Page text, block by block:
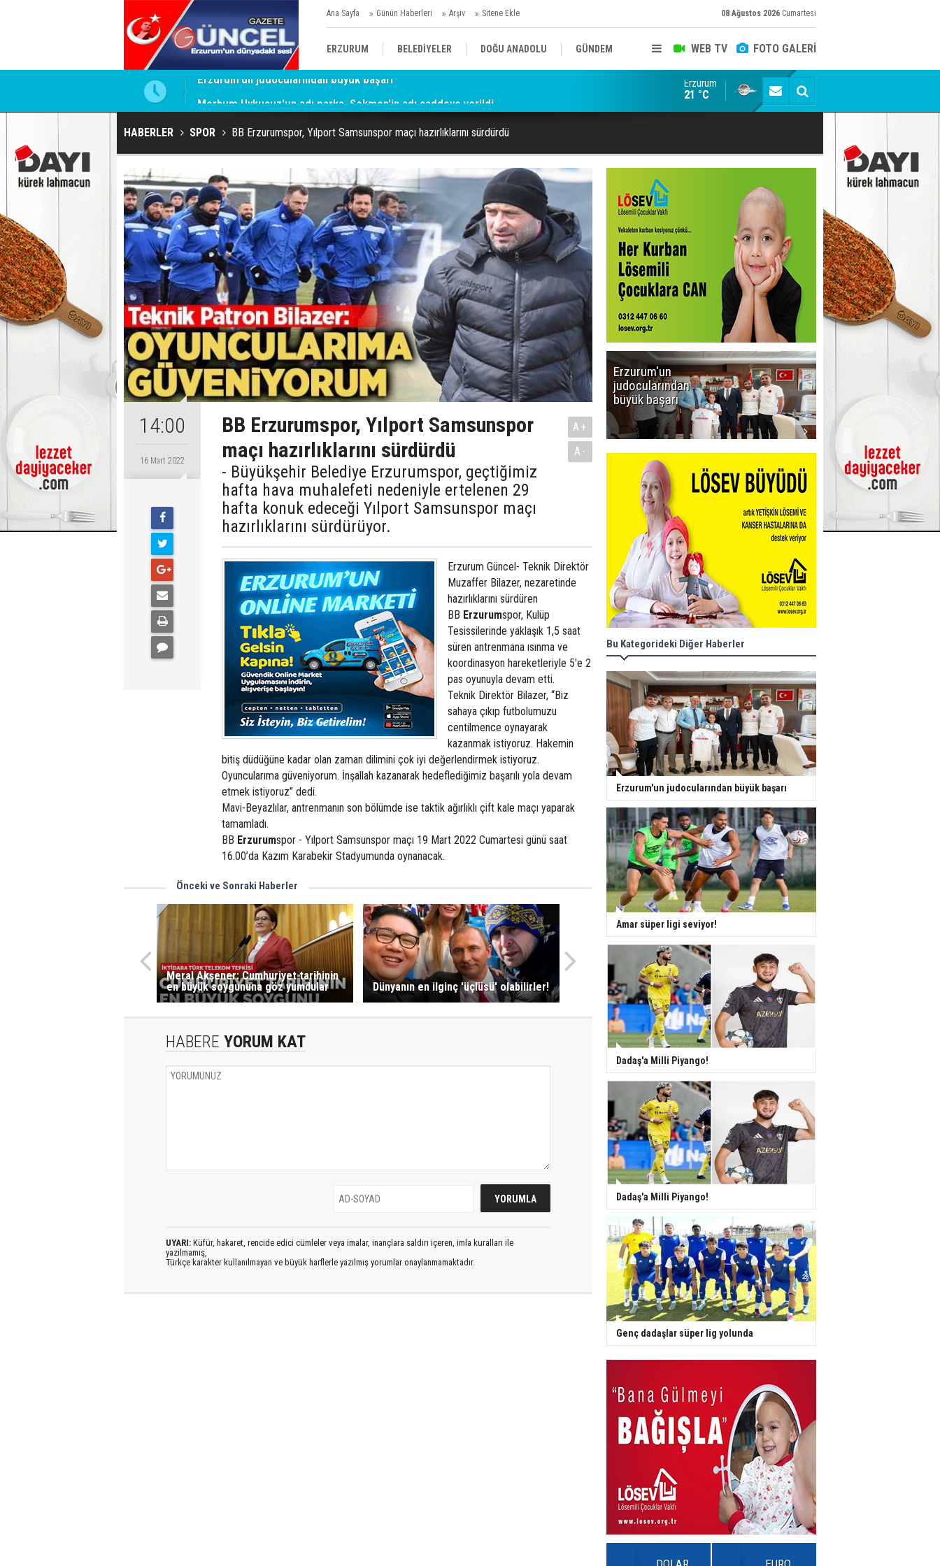
Ana Sayfa Günün Haberleri Arşiv Sitene Ekle 08 Ağustos 2026 Cumartesi
WEB TV FOTO GALERİ
ERZURUM BELEDİYELER DOĞU ANADOLU GÜNDEM
KÜLTÜR/SANAT//MAĞAZİN BODRUM
Merhum Uykusuz'un adı parka, Sekmen'in adı caddeye verildi Konuşanlar'a katıldı, söyledikleri başına iş açtı!
Erzurum
21 °C
HABERLER SPOR BB Erzurumspor, Yılport Samsunspor maçı hazırlıklarını sürdürdü
14:00
16 Mart 2022
BB Erzurumspor, Yılport Samsunspor
maçı hazırlıklarını sürdürdü
- Büyükşehir Belediye Erzurumspor, geçtiğimiz
hafta hava muhalefeti nedeniyle ertelenen 29
hafta konuk edeceği Yılport Samsunspor maçı
hazırlıklarını sürdürüyor.
A+
A-
Erzurum Güncel- Teknik Direktör
Muzaffer Bilazer, nezaretinde
hazırlıklarını sürdüren
BB Erzurumspor, Kulüp
Tesissilerinde yaklaşık 1,5 saat
süren antrenmana ısınma ve
koordinasyon hareketleriyle 5'e 2
pas oyunuyla devam etti.
Teknik Direktör Bilazer, “Biz
sahaya çıkıp futbolumuzu
centilmence oynayarak
kazanmak istiyoruz. Hakemin
bitiş düdüğüne kadar olan zaman dilimini çok iyi değerlendirmek istiyoruz.
Oyuncularıma güveniyorum. İnşallah kazanarak hedeflediğimiz başarılı yola devam
etmek istiyoruz” dedi.
Mavi-Beyazlılar, antrenmanın son bölümde ise taktik ağırlıklı çift kale maçı yaparak
tamamladı.
BB Erzurumspor - Yılport Samsunspor maçı 19 Mart 2022 Cumartesi günü saat
16.00’da Kazım Karabekir Stadyumunda oynanacak.
Önceki ve Sonraki Haberler
Meral Akşener: Cumhuriyet tarihinin
en büyük soygununa göz yumdular
Dünyanın en ilginç 'üçlüsü' olabilirler!
HABERE YORUM KAT
UYARI: Küfür, hakaret, rencide edici cümleler veya imalar, inançlara saldırı içeren, imla kuralları ile
yazılmamış,
Türkçe karakter kullanılmayan ve büyük harflerle yazılmış yorumlar onaylanmamaktadır.
Erzurum'un
judocularından
büyük başarı
Bu Kategorideki Diğer Haberler
Erzurum'un judocularından büyük başarı
Amar süper ligi seviyor!
Dadaş'a Milli Piyango!
Dadaş'a Milli Piyango!
Genç dadaşlar süper lig yolunda